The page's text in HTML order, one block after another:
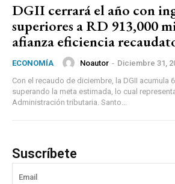
DGII cerrará el año con
superiores a RD 913,000
afianza eficiencia
ECONOMÍA Noautor - Diciembre 31,
Con el recaudo de diciembre, la DGII acumula
superando la meta estimada, lo cual
Administración tributaria. Santo...
Suscríbete